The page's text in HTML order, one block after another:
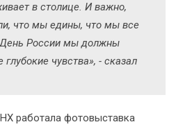
в столице. И важно,
что мы едины, что мы все
День России мы должны
чувства», - сказал
работала фотовыставка